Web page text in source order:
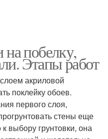
на побелку,
Этапы работ
акриловой
поклейку обоев.
первого слоя,
стены еще
выбору грунтовки, она